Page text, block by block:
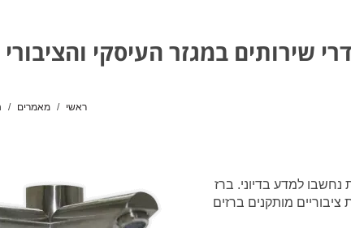
שירותים במגזר העיסקי והציבורי
ראשי מאמרים
נחשבו למדע בדיוני. ברז
ציבוריים מותקנים ברזים